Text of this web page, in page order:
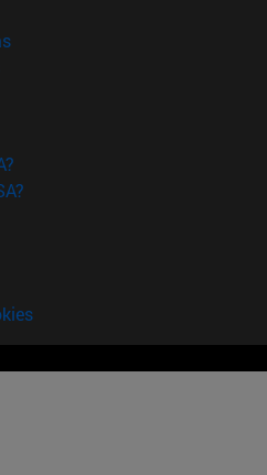
(abre en nueva ventana)
(abre en nueva ventana)